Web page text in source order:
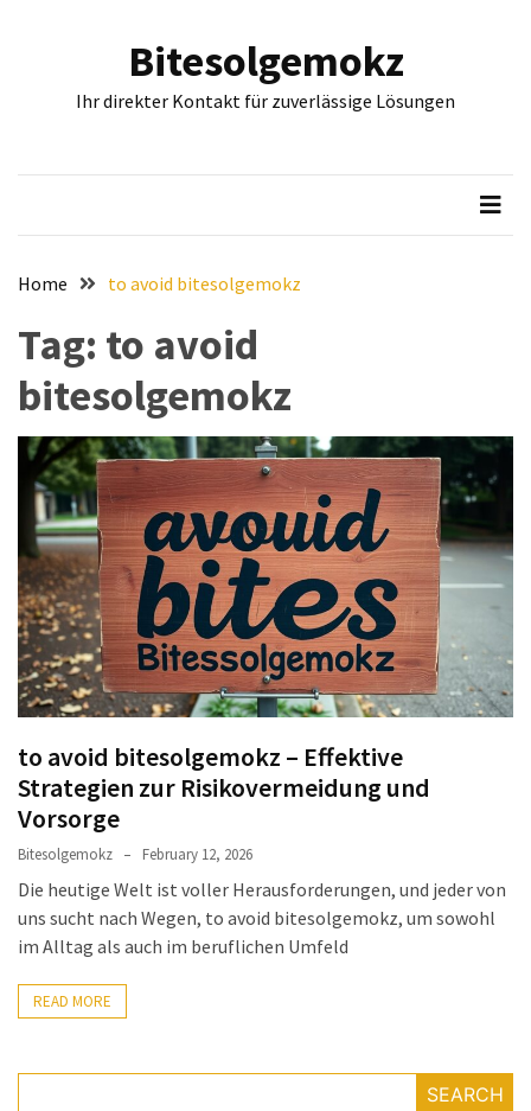
2026
2026
2026
2026
February
2026
Categories
Blog
Bitesolgemokz
Ihr direkter Kontakt für zuverlässige Lösungen
Home to avoid bitesolgemokz
Tag: to avoid
bitesolgemokz
to avoid bitesolgemokz – Effektive
Strategien zur Risikovermeidung und
Vorsorge
Bitesolgemokz February 12, 2026
Die heutige Welt ist voller Herausforderungen, und jeder von
uns sucht nach Wegen, to avoid bitesolgemokz, um sowohl
im Alltag als auch im beruflichen Umfeld
READ MORE
SEARCH